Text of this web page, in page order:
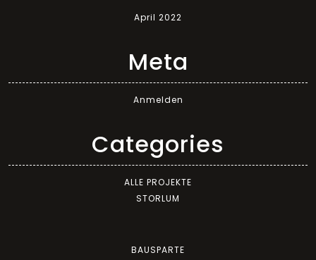
April 2022
Meta
Anmelden
Categories
ALLE PROJEKTE
STORLUM
BAUSPARTE